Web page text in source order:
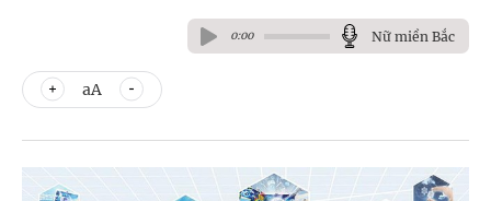
0:00 Nữ miền Bắc
aA